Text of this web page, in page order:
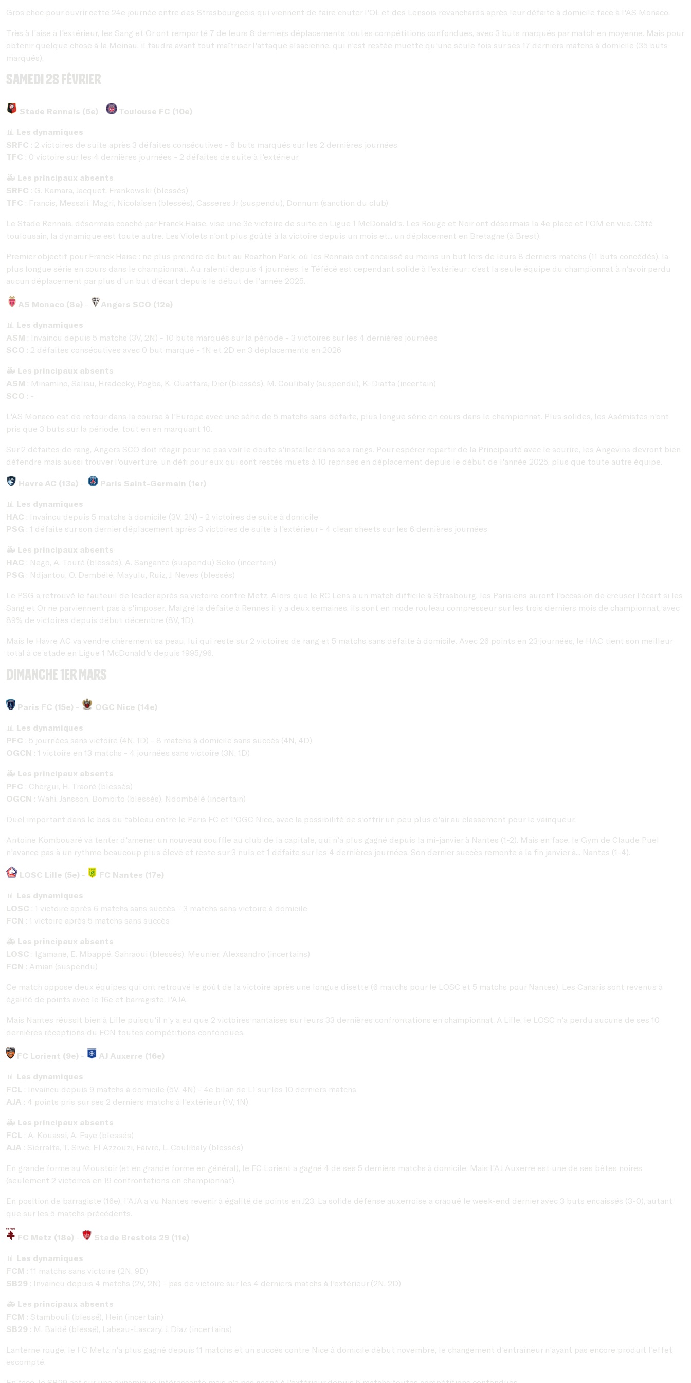
Gros choc pour ouvrir cette 24e journée entre des Strasbourgeois qui viennent de faire chuter l'OL et des Lensois revanchards après leur défaite à domicile face à l'AS Monaco.
Très à l'aise à l'extérieur, les Sang et Or ont remporté 7 de leurs 8 derniers déplacements toutes compétitions confondues, avec 3 buts marqués par match en moyenne. Mais pour
obtenir quelque chose à la Meinau, il faudra avant tout maîtriser l'attaque alsacienne, qui n'est restée muette qu'une seule fois sur ses 17 derniers matchs à domicile (35 buts
marqués).
samedi 28 février
Stade Rennais (6e) - Toulouse FC (10e)
📊 Les dynamiques
SRFC : 2 victoires de suite après 3 défaites consécutives - 6 buts marqués sur les 2 dernières journées
TFC : 0 victoire sur les 4 dernières journées - 2 défaites de suite à l'extérieur
🚑 Les principaux absents
SRFC : G. Kamara, Jacquet, Frankowski (blessés)
TFC : Francis, Messali, Magri, Nicolaisen (blessés), Casseres Jr (suspendu), Donnum (sanction du club)
Le Stade Rennais, désormais coaché par Franck Haise, vise une 3e victoire de suite en Ligue 1 McDonald's. Les Rouge et Noir ont désormais la 4e place et l'OM en vue. Côté
toulousain, la dynamique est toute autre. Les Violets n'ont plus goûté à la victoire depuis un mois et... un déplacement en Bretagne (à Brest).
Premier objectif pour Franck Haise : ne plus prendre de but au Roazhon Park, où les Rennais ont encaissé au moins un but lors de leurs 8 derniers matchs (11 buts concédés), la
plus longue série en cours dans le championnat. Au ralenti depuis 4 journées, le Téfécé est cependant solide à l'extérieur : c'est la seule équipe du championnat à n'avoir perdu
aucun déplacement par plus d'un but d'écart depuis le début de l'année 2025.
AS Monaco (8e) - Angers SCO (12e)
📊 Les dynamiques
ASM : Invaincu depuis 5 matchs (3V, 2N) - 10 buts marqués sur la période - 3 victoires sur les 4 dernières journées
SCO : 2 défaites consécutives avec 0 but marqué - 1N et 2D en 3 déplacements en 2026
🚑 Les principaux absents
ASM : Minamino, Salisu, Hradecky, Pogba, K. Ouattara, Dier (blessés), M. Coulibaly (suspendu), K. Diatta (incertain)
SCO : -
L'AS Monaco est de retour dans la course à l'Europe avec une série de 5 matchs sans défaite, plus longue série en cours dans le championnat. Plus solides, les Asémistes n'ont
pris que 3 buts sur la période, tout en en marquant 10.
Sur 2 défaites de rang, Angers SCO doit réagir pour ne pas voir le doute s'installer dans ses rangs. Pour espérer repartir de la Principauté avec le sourire, les Angevins devront bien
défendre mais aussi trouver l'ouverture, un défi pour eux qui sont restés muets à 10 reprises en déplacement depuis le début de l'année 2025, plus que toute autre équipe.
Havre AC (13e) - Paris Saint-Germain (1er)
📊 Les dynamiques
HAC : Invaincu depuis 5 matchs à domicile (3V, 2N) - 2 victoires de suite à domicile
PSG : 1 défaite sur son dernier déplacement après 3 victoires de suite à l'extérieur - 4 clean sheets sur les 6 dernières journées
🚑 Les principaux absents
HAC : Nego, A. Touré (blessés), A. Sangante (suspendu) Seko (incertain)
PSG : Ndjantou, O. Dembélé, Mayulu, Ruiz, J. Neves (blessés)
Le PSG a retrouvé le fauteuil de leader après sa victoire contre Metz. Alors que le RC Lens a un match difficile à Strasbourg, les Parisiens auront l'occasion de creuser l'écart si les
Sang et Or ne parviennent pas à s'imposer. Malgré la défaite à Rennes il y a deux semaines, ils sont en mode rouleau compresseur sur les trois derniers mois de championnat, avec
89% de victoires depuis début décembre (8V, 1D).
Mais le Havre AC va vendre chèrement sa peau, lui qui reste sur 2 victoires de rang et 5 matchs sans défaite à domicile. Avec 26 points en 23 journées, le HAC tient son meilleur
total à ce stade en Ligue 1 McDonald's depuis 1995/96.
dimanche 1er mars
Paris FC (15e) - OGC Nice (14e)
📊 Les dynamiques
PFC : 5 journées sans victoire (4N, 1D) - 8 matchs à domicile sans succès (4N, 4D)
OGCN : 1 victoire en 13 matchs - 4 journées sans victoire (3N, 1D)
🚑 Les principaux absents
PFC : Chergui, H. Traoré (blessés)
OGCN : Wahi, Jansson, Bombito (blessés), Ndombélé (incertain)
Duel important dans le bas du tableau entre le Paris FC et l'OGC Nice, avec la possibilité de s'offrir un peu plus d'air au classement pour le vainqueur.
Antoine Kombouaré va tenter d'amener un nouveau souffle au club de la capitale, qui n'a plus gagné depuis la mi-janvier à Nantes (1-2). Mais en face, le Gym de Claude Puel
n'avance pas à un rythme beaucoup plus élevé et reste sur 3 nuls et 1 défaite sur les 4 dernières journées. Son dernier succès remonte à la fin janvier à... Nantes (1-4).
LOSC Lille (5e) - FC Nantes (17e)
📊 Les dynamiques
LOSC : 1 victoire après 6 matchs sans succès - 3 matchs sans victoire à domicile
FCN : 1 victoire après 5 matchs sans succès
🚑 Les principaux absents
LOSC : Igamane, E. Mbappé, Sahraoui (blessés), Meunier, Alexsandro (incertains)
FCN : Amian (suspendu)
Ce match oppose deux équipes qui ont retrouvé le goût de la victoire après une longue disette (6 matchs pour le LOSC et 5 matchs pour Nantes). Les Canaris sont revenus à
égalité de points avec le 16e et barragiste, l'AJA.
Mais Nantes réussit bien à Lille puisqu'il n'y a eu que 2 victoires nantaises sur leurs 33 dernières confrontations en championnat. A Lille, le LOSC n'a perdu aucune de ses 10
dernières réceptions du FCN toutes compétitions confondues.
FC Lorient (9e) - AJ Auxerre (16e)
📊 Les dynamiques
FCL : Invaincu depuis 9 matchs à domicile (5V, 4N) - 4e bilan de L1 sur les 10 derniers matchs
AJA : 4 points pris sur ses 2 derniers matchs à l'extérieur (1V, 1N)
🚑 Les principaux absents
FCL : A. Kouassi, A. Faye (blessés)
AJA : Sierralta, T. Siwe, El Azzouzi, Faivre, L. Coulibaly (blessés)
En grande forme au Moustoir (et en grande forme en général), le FC Lorient a gagné 4 de ses 5 derniers matchs à domicile. Mais l'AJ Auxerre est une de ses bêtes noires
(seulement 2 victoires en 19 confrontations en championnat).
En position de barragiste (16e), l'AJA a vu Nantes revenir à égalité de points en J23. La solide défense auxerroise a craqué le week-end dernier avec 3 buts encaissés (3-0), autant
que sur les 5 matchs précédents.
FC Metz (18e) - Stade Brestois 29 (11e)
📊 Les dynamiques
FCM : 11 matchs sans victoire (2N, 9D)
SB29 : Invaincu depuis 4 matchs (2V, 2N) - pas de victoire sur les 4 derniers matchs à l'extérieur (2N, 2D)
🚑 Les principaux absents
FCM : Stambouli (blessé), Hein (incertain)
SB29 : M. Baldé (blessé), Labeau-Lascary, J. Diaz (incertains)
Lanterne rouge, le FC Metz n'a plus gagné depuis 11 matchs et un succès contre Nice à domicile début novembre, le changement d'entraîneur n'ayant pas encore produit l'effet
escompté.